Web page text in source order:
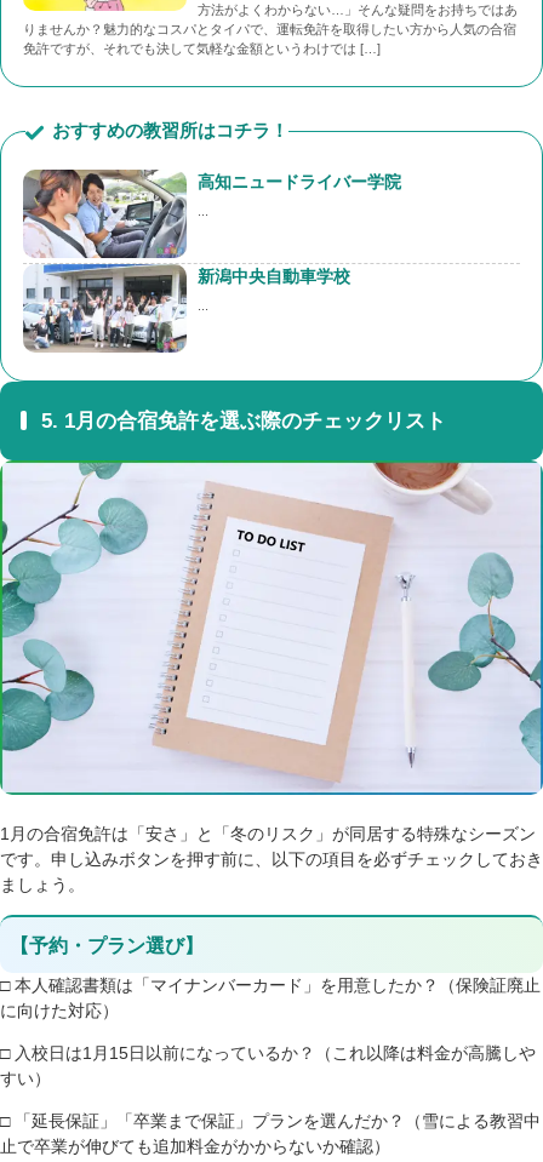
方法がよくわからない…」そんな疑問をお持ちではあ
りませんか？魅力的なコスパとタイパで、運転免許を取得したい方から人気の合宿
免許ですが、それでも決して気軽な金額というわけでは […]
おすすめの教習所はコチラ！
高知ニュードライバー学院
新潟中央自動車学校
5. 1月の合宿免許を選ぶ際のチェックリスト
1月の合宿免許は「安さ」と「冬のリスク」が同居する特殊なシーズン
です。申し込みボタンを押す前に、以下の項目を必ずチェックしておき
ましょう。
【予約・プラン選び】
□ 本人確認書類は「マイナンバーカード」を用意したか？（保険証廃止
に向けた対応）
□ 入校日は1月15日以前になっているか？（これ以降は料金が高騰しや
すい）
□ 「延長保証」「卒業まで保証」プランを選んだか？（雪による教習中
止で卒業が伸びても追加料金がかからないか確認）